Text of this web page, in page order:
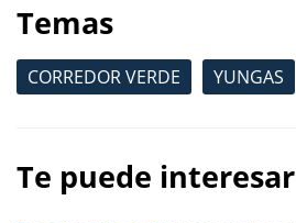
Temas
CORREDOR VERDE YUNGAS
Te puede interesar